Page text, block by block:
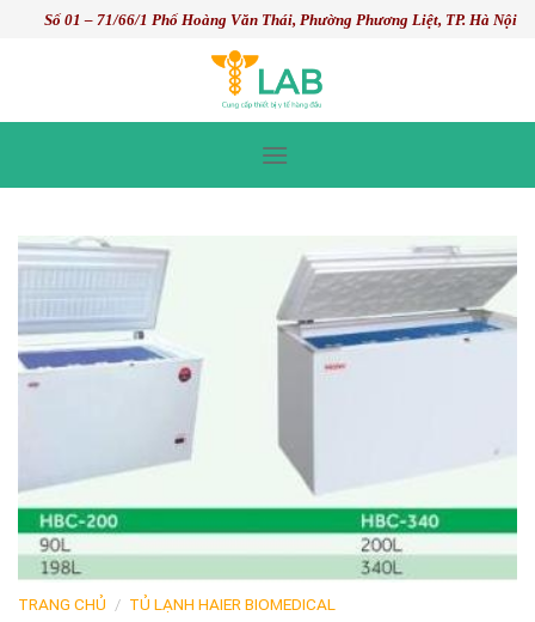
Số 01 – 71/66/1 Phố Hoàng Văn Thái, Phường Phương Liệt, TP. Hà Nội
TRANG CHỦ / TỦ LẠNH HAIER BIOMEDICAL